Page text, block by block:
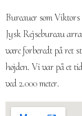
Bureauer som
Jysk Rejsebureau
være forberedt på ret
højden. Vi var på et
ved 2.000 meter.